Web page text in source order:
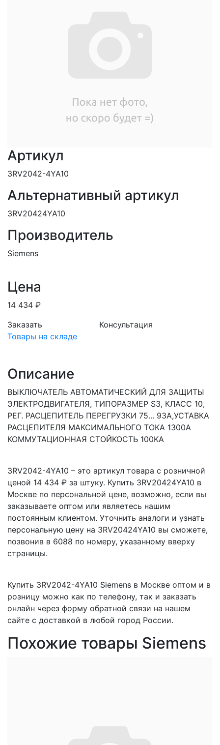
Артикул
3RV2042-4YA10
Альтернативный артикул
3RV20424YA10
Производитель
Siemens
Цена
14 434 ₽
Заказать
Консультация
Товары на складе
Описание
ВЫКЛЮЧАТЕЛЬ АВТОМАТИЧЕСКИЙ ДЛЯ ЗАЩИТЫ
ЭЛЕКТРОДВИГАТЕЛЯ, ТИПОРАЗМЕР S3, КЛАСС 10,
РЕГ. РАСЦЕПИТЕЛЬ ПЕРЕГРУЗКИ 75... 93A,УСТАВКА
РАСЦЕПИТЕЛЯ МАКСИМАЛЬНОГО ТОКА 1300A
КОММУТАЦИОННАЯ СТОЙКОСТЬ 100KA
3RV2042-4YA10 – это артикул товара с розничной
ценой 14 434 ₽ за штуку. Купить 3RV20424YA10 в
Москве по персональной цене, возможно, если вы
заказываете оптом или являетесь нашим
постоянным клиентом. Уточнить аналоги и узнать
персональную цену на 3RV20424YA10 вы сможете,
позвонив в 6088 по номеру, указанному вверху
страницы.
Купить 3RV2042-4YA10 Siemens в Москве оптом и в
розницу можно как по телефону, так и заказать
онлайн через форму обратной связи на нашем
сайте с доставкой в любой город России.
Похожие товары Siemens